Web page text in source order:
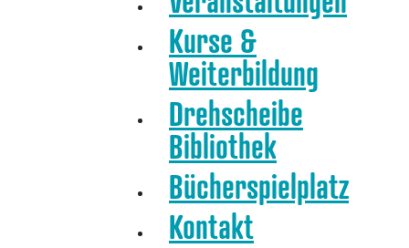
Kurse &
Weiterbildung
Drehscheibe
Bibliothek
Bücherspielplatz
Kontakt